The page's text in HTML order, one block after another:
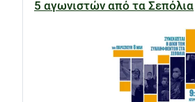
5 αγωνιστών από τα Σεπόλια